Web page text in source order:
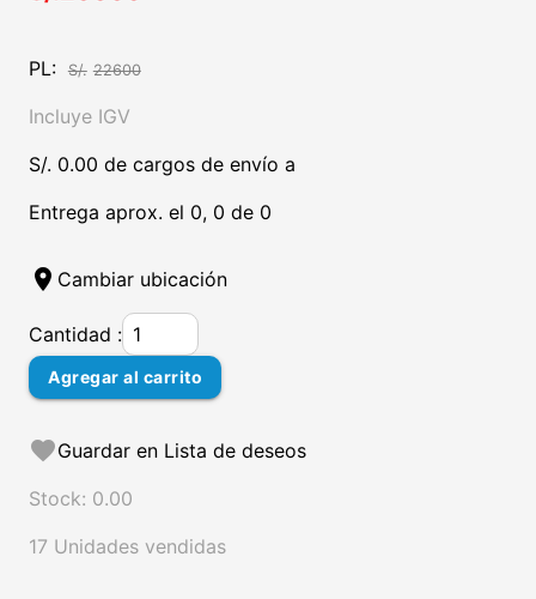
PL: S/. 22600
Incluye IGV
S/. 0.00 de cargos de envío a
Entrega aprox. el 0, 0 de 0
location_on Cambiar ubicación
Cantidad :
Agregar al carrito
favoriteGuardar en Lista de deseos
Stock: 0.00
17 Unidades vendidas